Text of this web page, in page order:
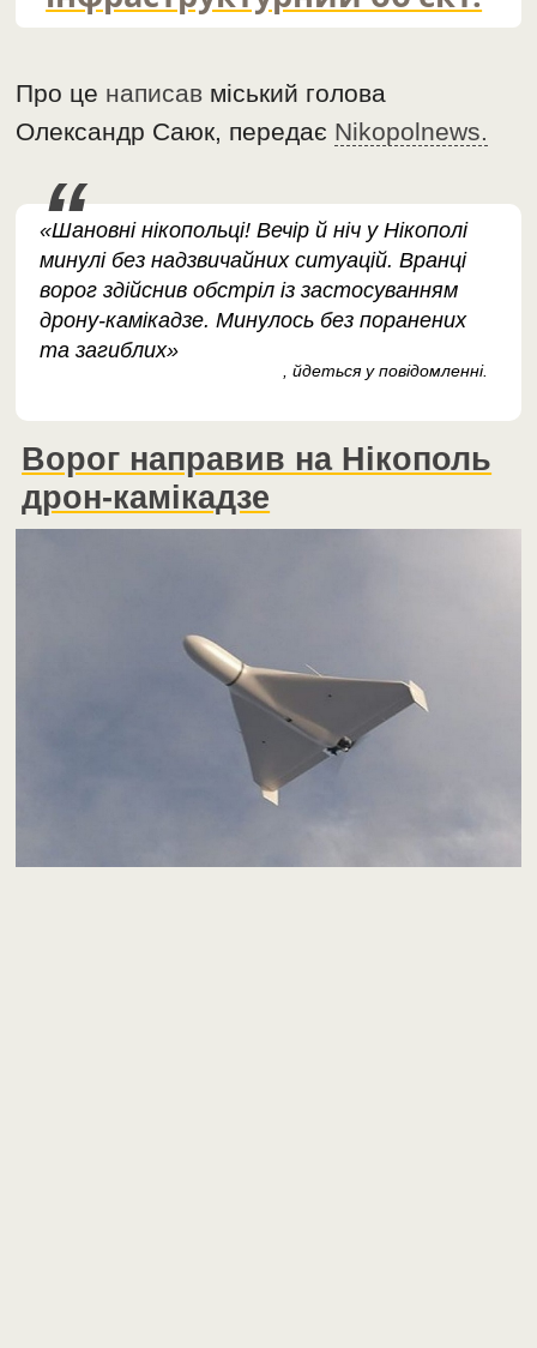
Про це написав міський голова
Олександр Саюк, передає Nikopolnews.
«Шановні нікопольці! Вечір й ніч у Нікополі
минулі без надзвичайних ситуацій. Вранці
ворог здійснив обстріл із застосуванням
дрону-камікадзе. Минулось без поранених
та загиблих»
, йдеться у повідомленні.
Ворог направив на Нікополь
дрон-камікадзе